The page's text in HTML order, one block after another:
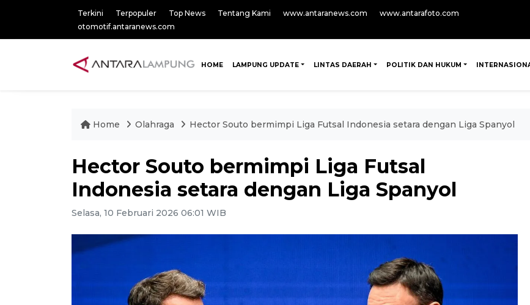
Terkini Terpopuler Top News Tentang Kami www.antaranews.com
www.antarafoto.com
otomotif.antaranews.com
HOME LAMPUNG UPDATE LINTAS DAERAH POLITIK DAN HUKUM
Home Olahraga Hector Souto bermimpi Liga Futsal Indonesia setara dengan Liga Spanyol
Hector Souto bermimpi Liga Futsal
Indonesia setara dengan Liga Spanyol
Selasa, 10 Februari 2026 06:01 WIB